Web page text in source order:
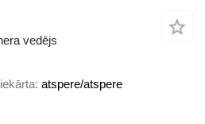
vedējs
atspere/atspere